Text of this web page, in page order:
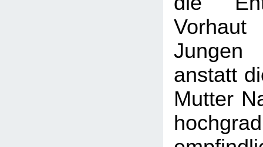
Vorhaut
anstatt
Mutter